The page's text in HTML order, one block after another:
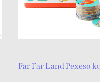
Far Far Land Pexeso